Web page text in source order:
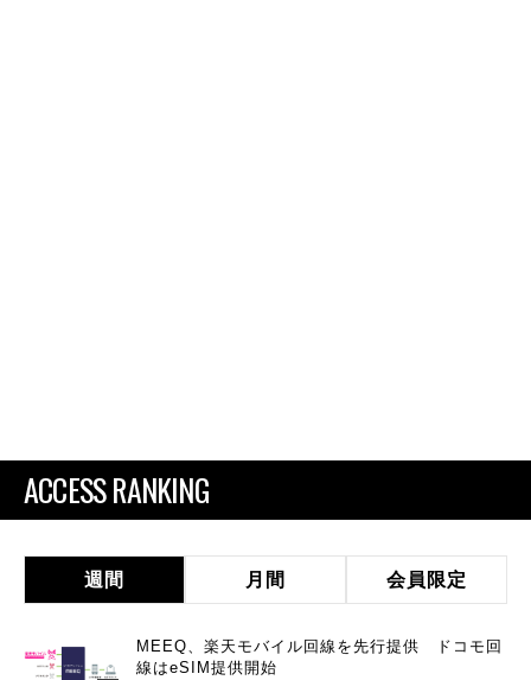
ACCESS RANKING
週間 月間 会員限定
MEEQ、楽天モバイル回線を先行提供 ドコモ回
線はeSIM提供開始